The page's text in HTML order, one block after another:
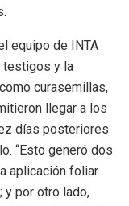
equipo de INTA
testigos y la
curasemillas,
llegar a los
días posteriores
“Esto generó dos
aplicación foliar
por otro lado,